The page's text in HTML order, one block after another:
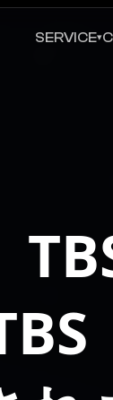
SERVICE▾